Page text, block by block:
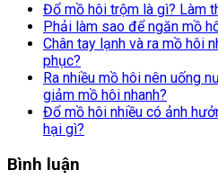
Đổ mồ hôi trộm là gì? Làm
Phải làm sao để ngăn mồ
Chân tay lạnh và ra mồ hôi
phục?
Ra nhiều mồ hôi nên uống
giảm mồ hôi nhanh?
Đổ mồ hôi nhiều có ảnh
hại gì?
Bình luận